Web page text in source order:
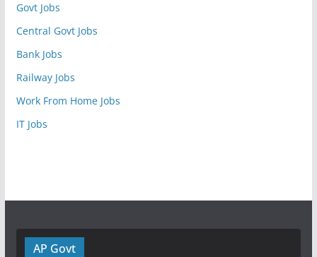
Govt Jobs
Central Govt Jobs
Bank Jobs
Railway Jobs
Work From Home Jobs
IT Jobs
AP Govt